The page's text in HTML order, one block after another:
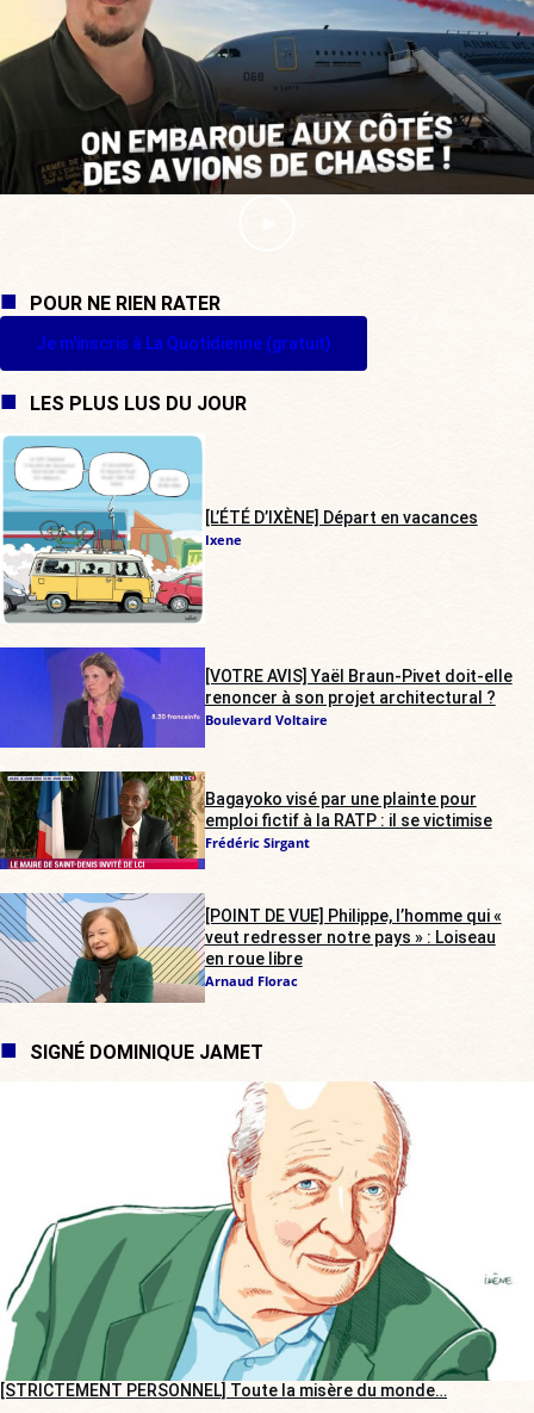
POUR NE RIEN RATER
Je m'inscris à La Quotidienne (gratuit)
LES PLUS LUS DU JOUR
[L’ÉTÉ D’IXÈNE] Départ en vacances
Ixene
[VOTRE AVIS] Yaël Braun-Pivet doit-elle
renoncer à son projet architectural ?
Boulevard Voltaire
Bagayoko visé par une plainte pour
emploi fictif à la RATP : il se victimise
Frédéric Sirgant
[POINT DE VUE] Philippe, l’homme qui «
veut redresser notre pays » : Loiseau
en roue libre
Arnaud Florac
SIGNÉ DOMINIQUE JAMET
[STRICTEMENT PERSONNEL] Toute la misère du monde…